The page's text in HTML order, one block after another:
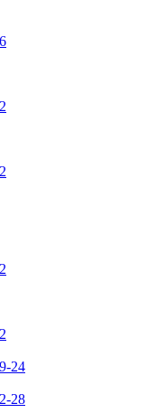
24
28